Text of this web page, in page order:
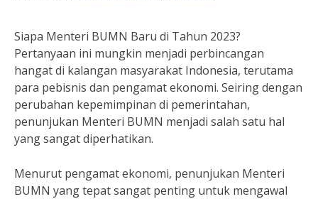
Siapa Menteri BUMN Baru di Tahun 2023?
Pertanyaan ini mungkin menjadi perbincangan
hangat di kalangan masyarakat Indonesia, terutama
para pebisnis dan pengamat ekonomi. Seiring dengan
perubahan kepemimpinan di pemerintahan,
penunjukan Menteri BUMN menjadi salah satu hal
yang sangat diperhatikan.
Menurut pengamat ekonomi, penunjukan Menteri
BUMN yang tepat sangat penting untuk mengawal